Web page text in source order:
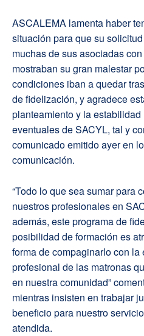
ASCALEMA lamenta haber
situación para que su
muchas de sus asociadas
mostraban su gran malestar
condiciones iban a quedar
de fidelización, y agradece
planteamiento y la
eventuales de SACYL, tal y
comunicado emitido ayer en
comunicación.
“Todo lo que sea sumar para
nuestros profesionales en
además, este programa de
posibilidad de formación es
forma de compaginarlo con
profesional de las matronas
en nuestra comunidad”
mientras insisten en trabajar
beneficio para nuestro
atendida.